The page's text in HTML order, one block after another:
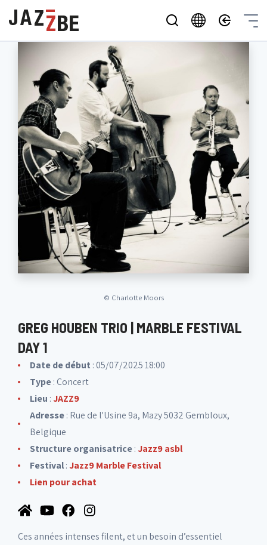
© Charlotte Moors
GREG HOUBEN TRIO | MARBLE FESTIVAL
DAY 1
Date de début : 05/07/2025 18:00
Type: Concert
Lieu :JAZZ9
Adresse: Rue de l'Usine 9a, Mazy 5032 Gembloux,
Belgique
Structure organisatrice:Jazz9 asbl
Festival:Jazz9 Marble Festival
Lien pour achat
Ces années intenses filent, et un besoin d’essentiel